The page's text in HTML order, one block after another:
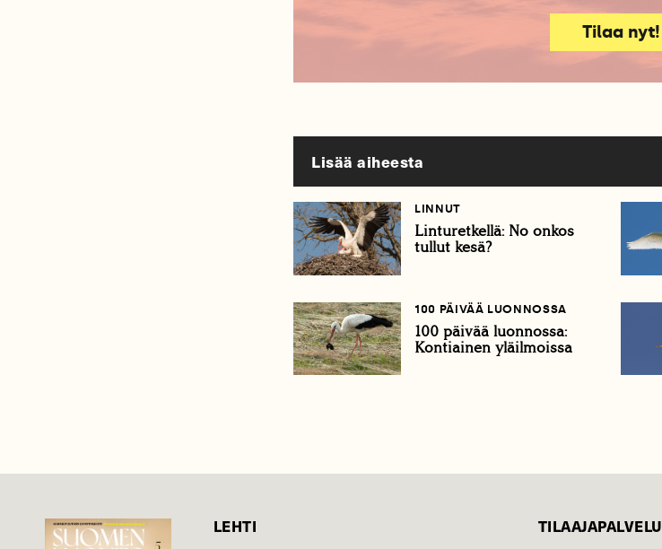
Tilaa nyt!
Lisää aiheesta
LINNUT
Linturetkellä: No onkos
tullut kesä?
100 PÄIVÄÄ LUONNOSSA
100 päivää luonnossa:
Kontiainen yläilmoissa
LEHTI TILAAJAPALVELU